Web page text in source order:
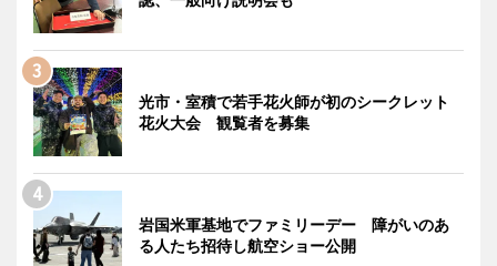
光市・室積で若手花火師が初のシークレット
花火大会 観覧者を募集
岩国米軍基地でファミリーデー 障がいのあ
る人たち招待し航空ショー公開